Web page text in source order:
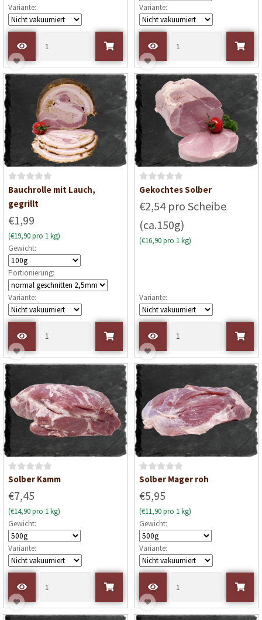
Variante:
Variante:
B
e
r
t
e
t
m
i
0
o
n
5
Bauchrolle mit Lauch,
gegrillt
€1,99
(€19,90 pro 1 kg)
Gewicht:
Portionierung:
Variante:
B
w
e
r
i
0
o
n
5
Gekochtes Solber
€2,54 pro Scheibe
(ca.150g)
(€16,90 pro 1 kg)
Variante:
B
w
e
r
e
t
0
Solber Kamm
€7,45
(€14,90 pro 1 kg)
Gewicht:
Variante:
B
w
e
r
e
t
0
Solber Mager roh
€5,95
(€11,90 pro 1 kg)
Gewicht:
Variante: